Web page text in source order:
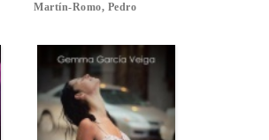
Martín-Romo, Pedro